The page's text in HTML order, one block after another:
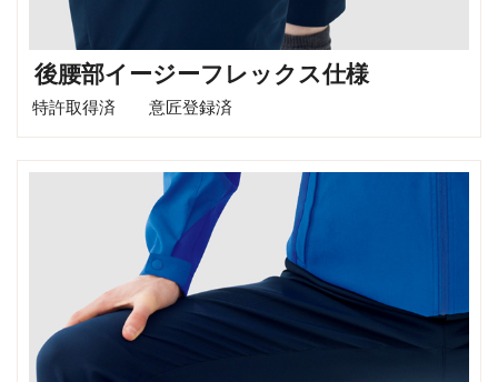
後腰部イージーフレックス仕様
特許取得済 意匠登録済